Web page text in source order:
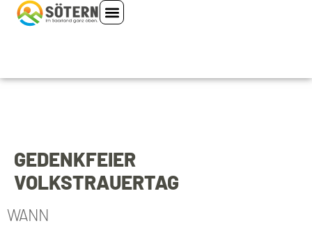
GEDENKFEIER
VOLKSTRAUERTAG
WANN